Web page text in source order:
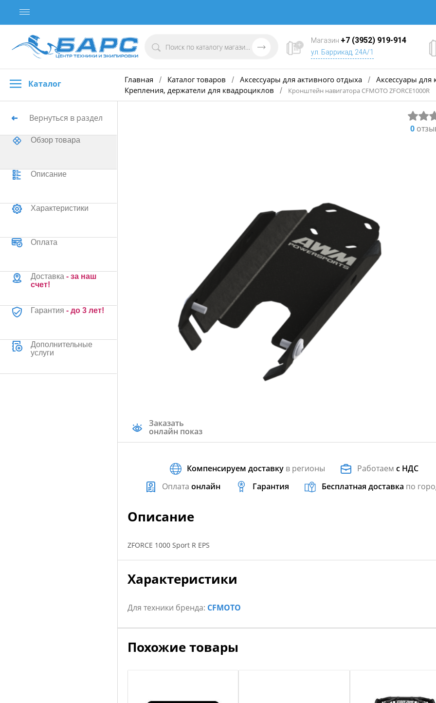
Магазин +7 (3952) 919-914
ул. Баррикад, 24А/1
Каталог Главная / Каталог товаров / Аксессуары для активного отдыха / Аксессуары для
Крепления, держатели для квадроциклов
/ Кронштейн навигатора CFMOTO ZFORCE1000R
Вернуться в раздел
Обзор товара
Описание
Характеристики
Оплата
Доставка - за наш
счет!
Гарантия - до 3 лет!
Дополнительные
услуги
0
Заказать
онлайн показ
Компенсируем доставку в регионы Работаемс НДС
Оплата онлайн Гарантия Бесплатная доставка по
Описание
ZFORCE 1000 Sport R EPS
Характеристики
Для техники бренда: CFMOTO
Похожие товары